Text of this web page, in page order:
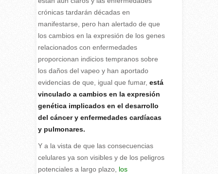
crónicas tardarán décadas en
manifestarse, pero han alertado de que
los cambios en la expresión de los genes
relacionados con enfermedades
proporcionan indicios tempranos sobre
los daños del vapeo y han aportado
evidencias de que, igual que fumar, está
vinculado a cambios en la expresión
genética implicados en el desarrollo
del cáncer y enfermedades cardíacas
y pulmonares.
Y a la vista de que las consecuencias
celulares ya son visibles y de los peligros
potenciales a largo plazo, los